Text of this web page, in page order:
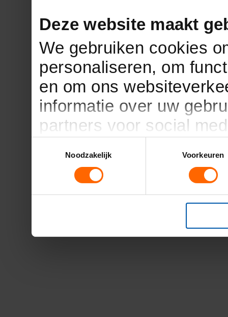
Deze website maakt
We gebruiken cookies
personaliseren, om
en om ons
informatie over uw
partners voor social
informatie die u aan ze
verzameld op basis
Noodzakelijk
Voorkeuren